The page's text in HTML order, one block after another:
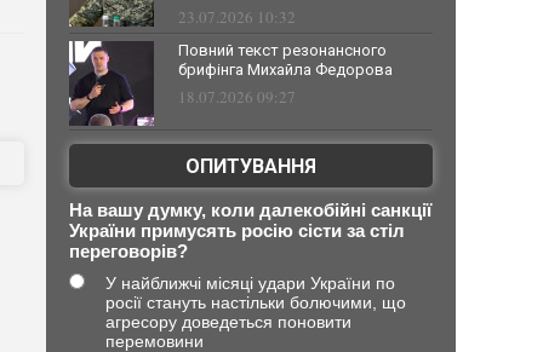
23.07.2026 10:32
Повний текст резонансного
брифінга Михайла Федорова
18.07.2026 09:27
ОПИТУВАННЯ
На вашу думку, коли далекобійні санкції
України примусять росію сісти за стіл
переговорів?
У найближчі місяці удари України по
росії стануть настільки болючими, що
агресору доведеться поновити
перемовини